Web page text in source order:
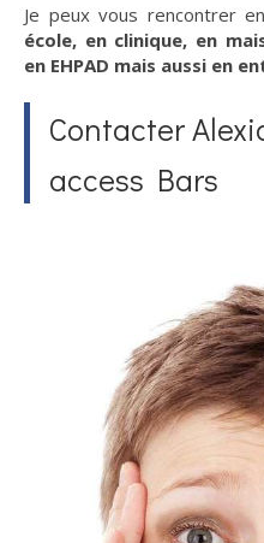
Je peux vous rencontrer
école, en clinique, en
en EHPAD mais aussi en
Contacter
access Bars